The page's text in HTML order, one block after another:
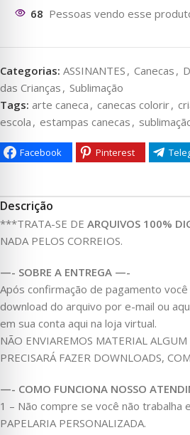
70 Pessoas vendo esse
Categorias: ASSINANTES , Canecas ,
das Crianças , Sublimação
Tags: arte caneca , canecas colorir,
escola , estampas canecas ,
Facebook Pinterest
Descrição
***TRATA-SE DE ARQUIVOS 100%
NADA PELOS CORREIOS.
—- SOBRE A ENTREGA —-
Após confirmação de pagamento
download do arquivo por e-mail ou
em sua conta aqui na loja virtual.
NÃO ENVIAREMOS MATERIAL ALGUM
PRECISARÁ FAZER DOWNLOADS,
—- COMO FUNCIONA NOSSO
1 – Não compre se você não trabalha
PAPELARIA PERSONALIZADA.